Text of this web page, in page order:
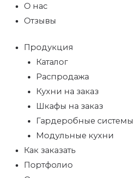
О нас
Отзывы
Продукция
Каталог
Распродажа
Кухни на заказ
Шкафы на заказ
Гардеробные системы
Модульные кухни
Как заказать
Портфолио